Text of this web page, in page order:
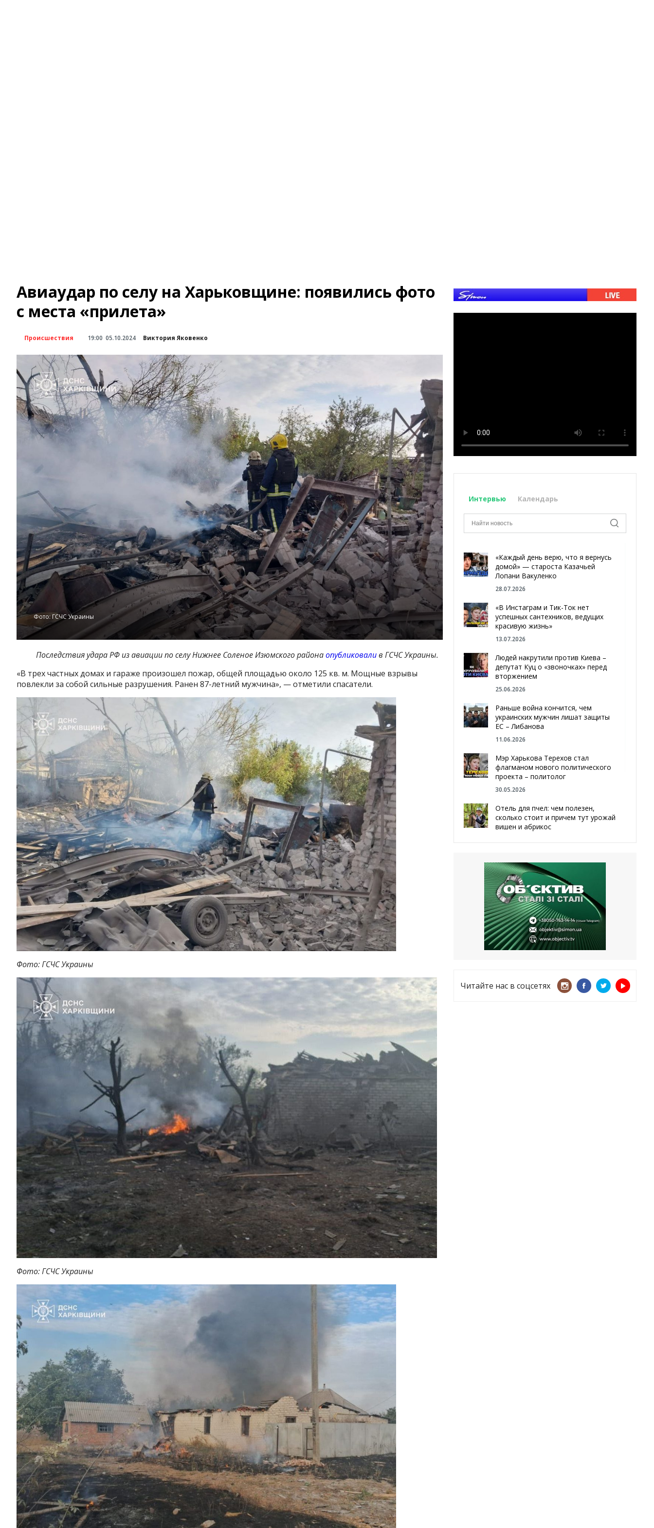
Авиаудар по селу на Харьковщине: появились фото
с места «прилета»
Происшествия 19:00 05.10.2024 Виктория Яковенко
Фото: ГСЧС Украины
Последствия удара РФ из авиации по селу Нижнее Соленое Изюмского районаопубликовалив ГСЧС Украины.
«В трех частных домах и гараже произошел пожар, общей площадью около 125 кв. м. Мощные взрывы
повлекли за собой сильные разрушения. Ранен 87-летний мужчина», — отметили спасатели.
Фото: ГСЧС Украины
Фото: ГСЧС Украины
Интервью Календарь
«Каждый день верю, что я вернусь
домой» — староста Казачьей
Лопани Вакуленко
28.07.2026
«В Инстаграм и Тик-Ток нет
успешных сантехников, ведущих
красивую жизнь»
13.07.2026
Людей накрутили против Киева –
депутат Куц о «звоночках» перед
вторжением
25.06.2026
Раньше война кончится, чем
украинских мужчин лишат защиты
ЕС – Либанова
11.06.2026
Мэр Харькова Терехов стал
флагманом нового политического
проекта – политолог
30.05.2026
Отель для пчел: чем полезен,
сколько стоит и причем тут урожай
вишен и абрикос
Чугуева, города, который устоял,
несмотря ни на что
21.05.2026
«ТЦК нарушает закон? Пусть
платят!» Как благодаря штрафу
женщину сняли с учета
15.05.2026
Читайте нас в соцсетях